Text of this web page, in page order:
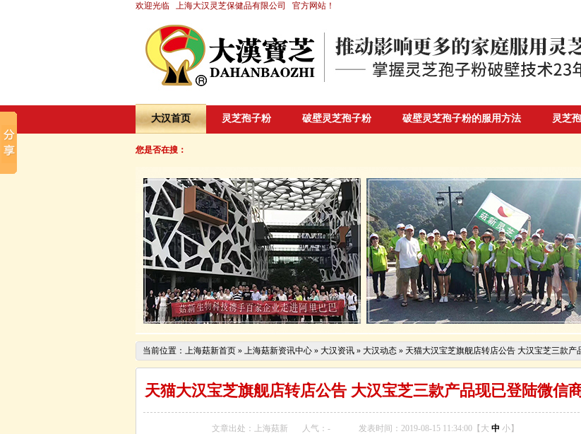
欢迎光临 上海大汉灵芝保健品有限公司 官方网站！
大汉首页 灵芝孢子粉 破壁灵芝孢子粉 破壁灵芝孢子粉的服用方法 灵芝
您是否在搜：
当前位置： 上海菇新首页 » 上海菇新资讯中心 » 大汉资讯 » 大汉动态 » 天猫大汉宝芝旗舰店转店公告 大汉宝芝三款产
天猫大汉宝芝旗舰店转店公告 大汉宝芝三款产品现已登陆微信
文章出处： 上海菇新 人气： - 发表时间：2019-08-15 11:34:00【 大 中 小】